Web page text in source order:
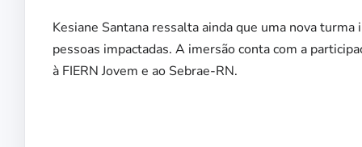
Kesiane Santana ressalta ainda que uma nova
pessoas impactadas. A imersão conta com a
à FIERN Jovem e ao Sebrae-RN.